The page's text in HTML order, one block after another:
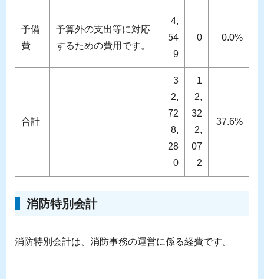
予備
費
予算外の支出等に対応
するための費用です。
4,
54
9
0 0.0%
合計
3
2,
72
8,
28
0
1
2,
32
2,
07
2
37.6%
消防特別会計
消防特別会計は、消防事務の運営に係る経費です。